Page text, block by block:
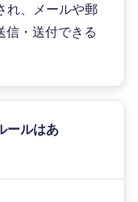
れ、メールや郵
信・送付できる
ールはあ